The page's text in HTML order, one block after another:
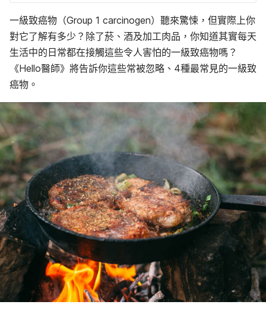
一級致癌物（Group 1 carcinogen）聽來驚悚，但實際上你
對它了解有多少 ？除了菸、酒及加工肉品，你知道其實每天
生活中的日常都在接觸這些令人害怕的一級致癌物嗎？
《Hello醫師》將告訴你這些常被忽略、4種最常見的一級致
癌物。